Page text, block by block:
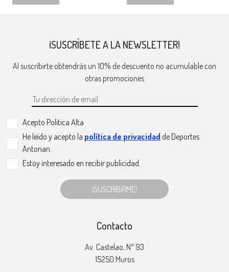
¡SUSCRÍBETE A LA NEWSLETTER!
Al suscribirte obtendrás un 10% de descuento no acumulable con
otras promociones
Acepto Politica Alta
He leído y acepto la política de privacidad de Deportes
Antonan.
Estoy interesado en recibir publicidad.
¡SUSCRIBIRME!
Contacto
Av. Castelao, Nº 93
15250 Muros